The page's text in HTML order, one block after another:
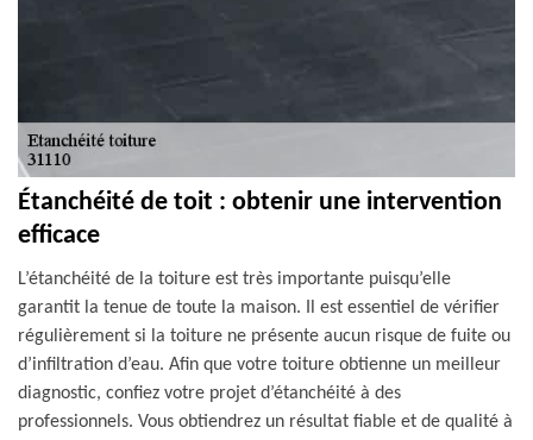
Étanchéité de toit : obtenir une intervention
efficace
L’étanchéité de la toiture est très importante puisqu’elle
garantit la tenue de toute la maison. Il est essentiel de vérifier
régulièrement si la toiture ne présente aucun risque de fuite ou
d’infiltration d’eau. Afin que votre toiture obtienne un meilleur
diagnostic, confiez votre projet d’étanchéité à des
professionnels. Vous obtiendrez un résultat fiable et de qualité à